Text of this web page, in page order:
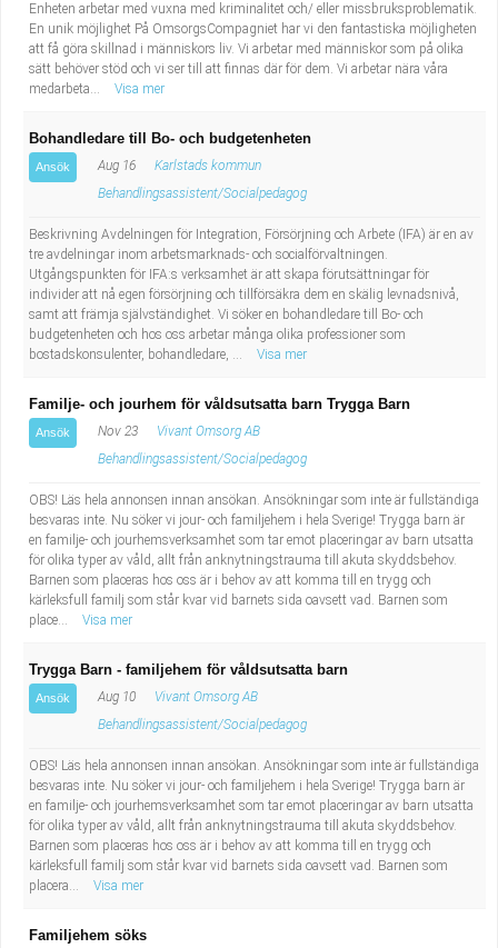
Enheten arbetar med vuxna med kriminalitet och/ eller missbruksproblematik.
En unik möjlighet På OmsorgsCompagniet har vi den fantastiska möjligheten
att få göra skillnad i människors liv. Vi arbetar med människor som på olika
sätt behöver stöd och vi ser till att finnas där för dem. Vi arbetar nära våra
medarbeta...
Visa mer
Bohandledare till Bo- och budgetenheten
Ansök Aug 16
Karlstads kommun
Behandlingsassistent/Socialpedagog
Beskrivning Avdelningen för Integration, Försörjning och Arbete (IFA) är en av
tre avdelningar inom arbetsmarknads- och socialförvaltningen.
Utgångspunkten för IFA:s verksamhet är att skapa förutsättningar för
individer att nå egen försörjning och tillförsäkra dem en skälig levnadsnivå,
samt att främja självständighet. Vi söker en bohandledare till Bo- och
budgetenheten och hos oss arbetar många olika professioner som
bostadskonsulenter, bohandledare, ...
Visa mer
Familje- och jourhem för våldsutsatta barn Trygga Barn
Ansök Nov 23
Vivant Omsorg AB
Behandlingsassistent/Socialpedagog
OBS! Läs hela annonsen innan ansökan. Ansökningar som inte är fullständiga
besvaras inte. Nu söker vi jour- och familjehem i hela Sverige! Trygga barn är
en familje- och jourhemsverksamhet som tar emot placeringar av barn utsatta
för olika typer av våld, allt från anknytningstrauma till akuta skyddsbehov.
Barnen som placeras hos oss är i behov av att komma till en trygg och
kärleksfull familj som står kvar vid barnets sida oavsett vad. Barnen som
place...
Visa mer
Trygga Barn - familjehem för våldsutsatta barn
Ansök Aug 10
Vivant Omsorg AB
Behandlingsassistent/Socialpedagog
OBS! Läs hela annonsen innan ansökan. Ansökningar som inte är fullständiga
besvaras inte. Nu söker vi jour- och familjehem i hela Sverige! Trygga barn är
en familje- och jourhemsverksamhet som tar emot placeringar av barn utsatta
för olika typer av våld, allt från anknytningstrauma till akuta skyddsbehov.
Barnen som placeras hos oss är i behov av att komma till en trygg och
kärleksfull familj som står kvar vid barnets sida oavsett vad. Barnen som
placera...
Visa mer
Familjehem söks